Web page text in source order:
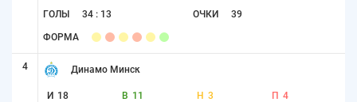
ГОЛЫ 34 : 13 ОЧКИ 39
ФОРМА
4 Динамо Минск
И 18 В 11 Н 3 П 4